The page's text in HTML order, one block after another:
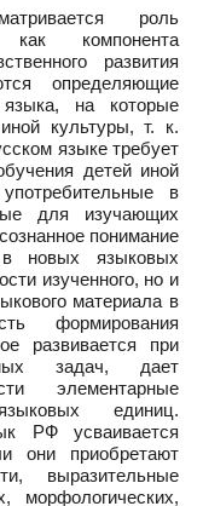
роль
компонента
развития
определяющие
на которые
культуры, т. к.
языке требует
детей иной
в
для изучающих
понимание
в новых языковых
изученного, но и
материала в
формирования
развивается при
задач, дает
элементарные
единиц.
РФ усваивается
они приобретают
выразительные
морфологических,